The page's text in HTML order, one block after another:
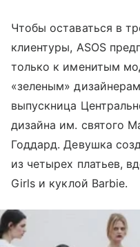
Чтобы оставаться в
клиентуры, ASOS
только к именитым
«зеленым»
выпускница
дизайна им. святого
Годдард. Девушка
из четырех платьев,
Girls и куклой Barbie.